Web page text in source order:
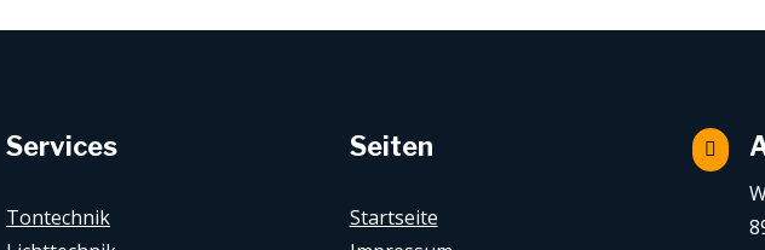
Services
Tontechnik
Seiten
Startseite
